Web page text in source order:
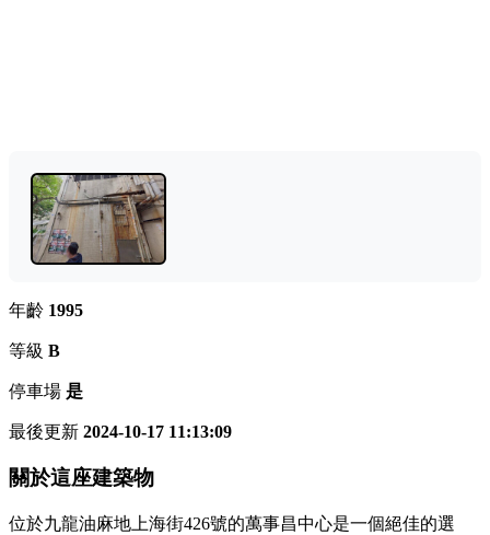
年齡 1995
等級 B
停車場 是
最後更新 2024-10-17 11:13:09
關於這座建築物
位於九龍油麻地上海街426號的萬事昌中心是一個絕佳的選